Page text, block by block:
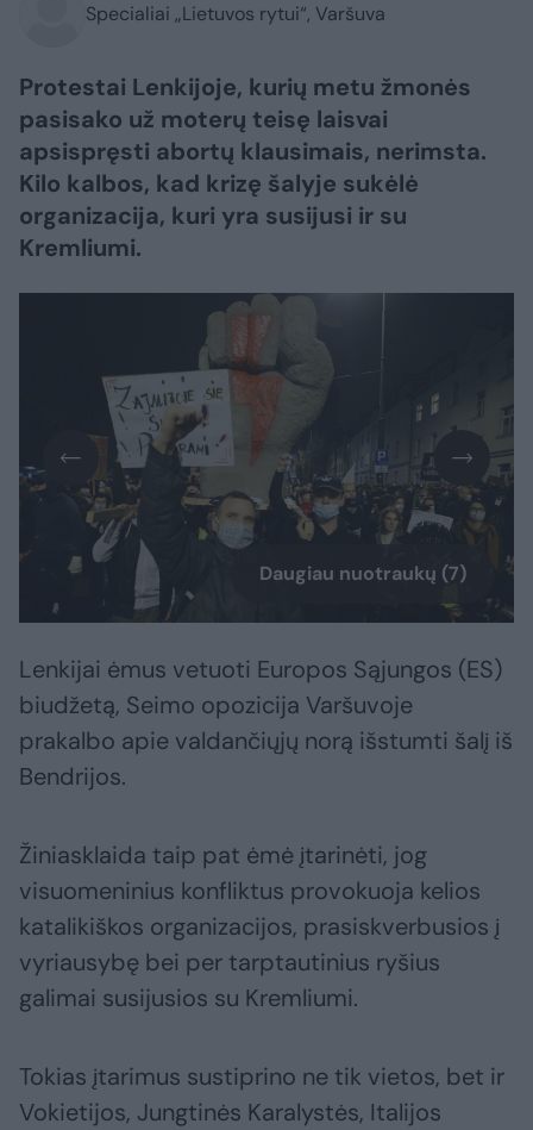
Specialiai „Lietuvos rytui“, Varšuva
Protestai Lenkijoje, kurių metu žmonės
pasisako už moterų teisę laisvai
apsispręsti abortų klausimais, nerimsta.
Kilo kalbos, kad krizę šalyje sukėlė
organizacija, kuri yra susijusi ir su
Kremliumi.
Daugiau nuotraukų (7)
Lenkijai ėmus vetuoti Europos Sąjungos (ES)
biudžetą, Seimo opozicija Varšuvoje
prakalbo apie valdančiųjų norą išstumti šalį iš
Bendrijos.
Žiniasklaida taip pat ėmė įtarinėti, jog
visuomeninius konfliktus provokuoja kelios
katalikiškos organizacijos, prasiskverbusios į
vyriausybę bei per tarptautinius ryšius
galimai susijusios su Kremliumi.
Tokias įtarimus sustiprino ne tik vietos, bet ir
Vokietijos, Jungtinės Karalystės, Italijos